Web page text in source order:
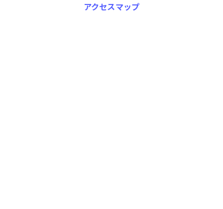
アクセスマップ